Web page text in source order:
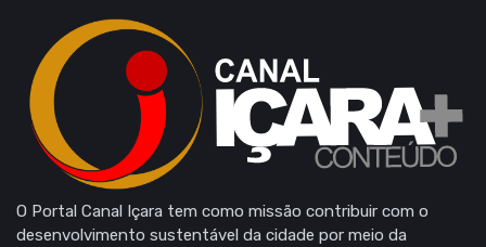
O Portal Canal Içara tem como missão contribuir com o
desenvolvimento sustentável da cidade por meio da